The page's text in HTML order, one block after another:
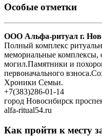
Особые отметки
ООО Альфа-ритуал г.
Полный комплекс
мемориальные комплексы,
могил.Памятники и
первоначального
Хроники Семьи.
+7(383)286-01-14
город Новосибирск
alfa-ritual54.ru
Как пройти к месту